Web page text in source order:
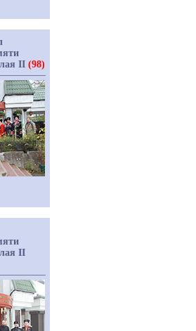
II (98)
II